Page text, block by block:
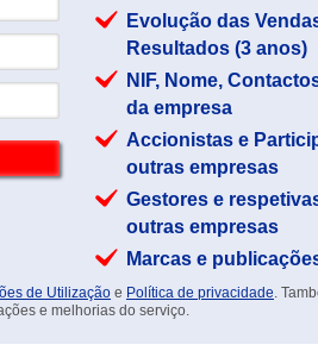
Evolução das
Resultados (3 anos)
NIF, Nome,
da empresa
Accionistas e
outras empresas
Gestores e
outras empresas
Marcas e
de Utilização e Política de privacidade.
e melhorias do serviço.